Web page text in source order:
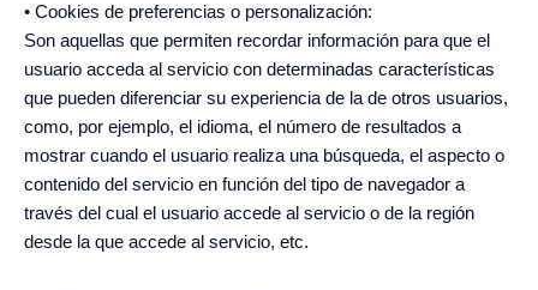
• Cookies de preferencias o personalización:
Son aquellas que permiten recordar información para que el
usuario acceda al servicio con determinadas características
que pueden diferenciar su experiencia de la de otros usuarios,
como, por ejemplo, el idioma, el número de resultados a
mostrar cuando el usuario realiza una búsqueda, el aspecto o
contenido del servicio en función del tipo de navegador a
través del cual el usuario accede al servicio o de la región
desde la que accede al servicio, etc.